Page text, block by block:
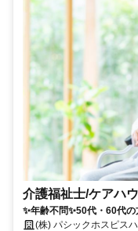
介護福祉士/ケアハ
✨年齢不問✨50代・60代
回(昨年実績4.4ヶ月分)
(株) パシックホスピス